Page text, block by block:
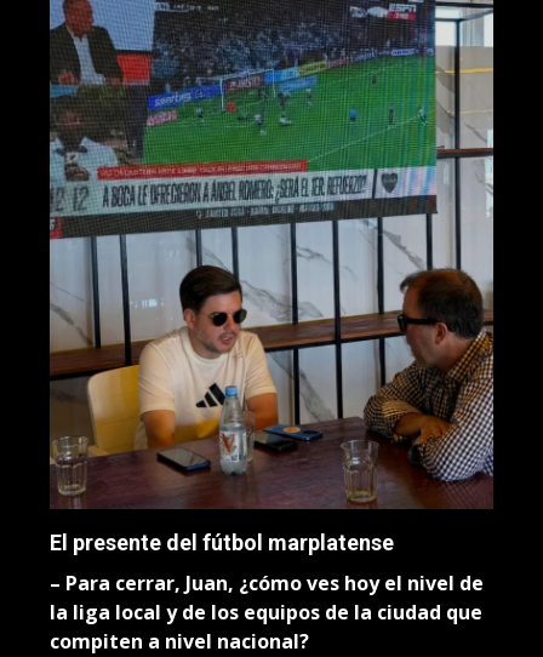
El presente del fútbol marplatense
– Para cerrar, Juan, ¿cómo ves hoy el nivel de
la liga local y de los equipos de la ciudad que
compiten a nivel nacional?